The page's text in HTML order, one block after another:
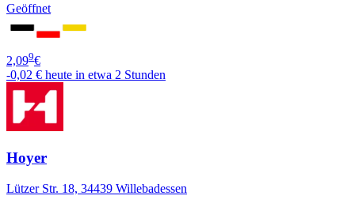
Geöffnet
2,099€
-0,02 € heute in etwa 2 Stunden
Hoyer
Lützer Str. 18, 34439 Willebadessen